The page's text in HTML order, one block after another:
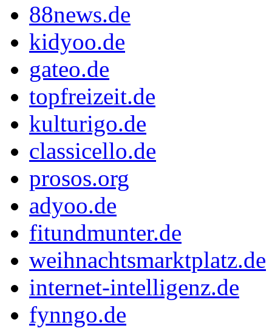
88news.de
kidyoo.de
gateo.de
topfreizeit.de
kulturigo.de
classicello.de
prosos.org
adyoo.de
fitundmunter.de
weihnachtsmarktplatz.de
internet-intelligenz.de
fynngo.de